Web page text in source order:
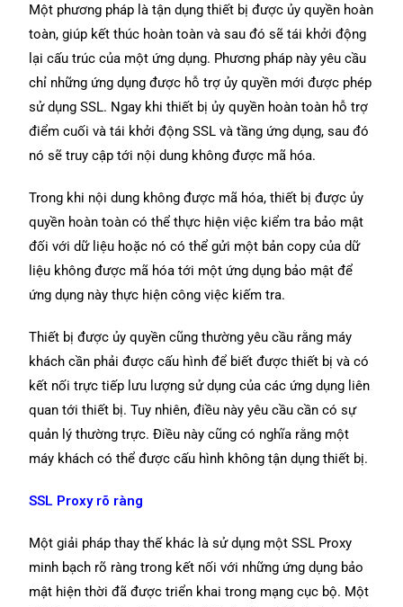
Một phương pháp là tận dụng thiết bị được ủy quyền hoàn
toàn, giúp kết thúc hoàn toàn và sau đó sẽ tái khởi động
lại cấu trúc của một ứng dụng. Phương pháp này yêu cầu
chỉ những ứng dụng được hỗ trợ ủy quyền mới được phép
sử dụng SSL. Ngay khi thiết bị ủy quyền hoàn toàn hỗ trợ
điểm cuối và tái khởi động SSL và tầng ứng dụng, sau đó
nó sẽ truy cập tới nội dung không được mã hóa.
Trong khi nội dung không được mã hóa, thiết bị được ủy
quyền hoàn toàn có thể thực hiện việc kiểm tra bảo mật
đối với dữ liệu hoặc nó có thể gửi một bản copy của dữ
liệu không được mã hóa tới một ứng dụng bảo mật để
ứng dụng này thực hiện công việc kiếm tra.
Thiết bị được ủy quyền cũng thường yêu cầu rằng máy
khách cần phải được cấu hình để biết được thiết bị và có
kết nối trực tiếp lưu lượng sử dụng của các ứng dụng liên
quan tới thiết bị. Tuy nhiên, điều này yêu cầu cần có sự
quản lý thường trực. Điều này cũng có nghĩa rằng một
máy khách có thể được cấu hình không tận dụng thiết bị.
SSL Proxy rõ ràng
Một giải pháp thay thế khác là sử dụng một SSL Proxy
minh bạch rõ ràng trong kết nối với những ứng dụng bảo
mật hiện thời đã được triển khai trong mạng cục bộ. Một